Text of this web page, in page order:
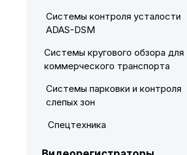
Системы контроля усталости
ADAS-DSM
Системы кругового обзора для
коммерческого транспорта
Системы парковки и контроля
слепых зон
Спецтехника